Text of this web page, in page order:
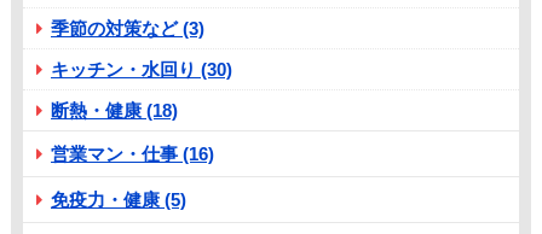
季節の対策など (3)
キッチン・水回り (30)
断熱・健康 (18)
営業マン・仕事 (16)
免疫力・健康 (5)